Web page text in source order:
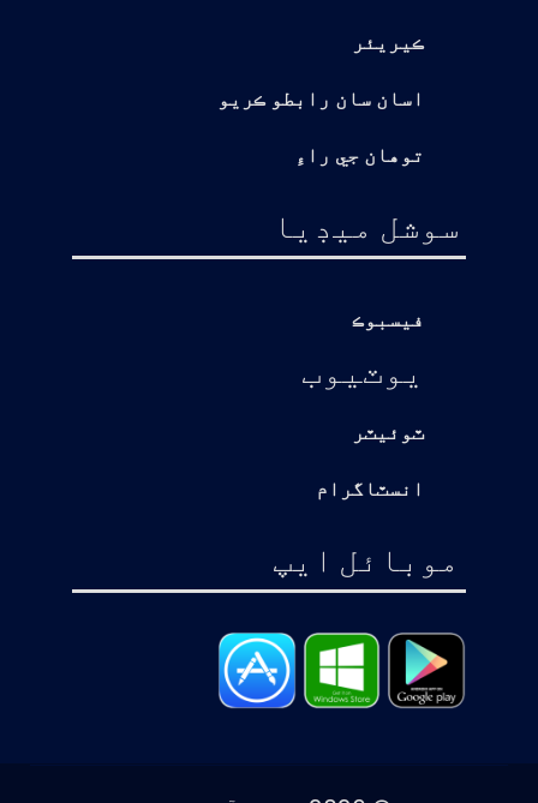
ڪيريئر
اسان سان رابطو ڪريو
توهان جي راءِ
سوشل ميڊيا
فيسبوڪ
يوٽيوب
ٽوئيٽر
انسٽاگرام
موبائل ايپ